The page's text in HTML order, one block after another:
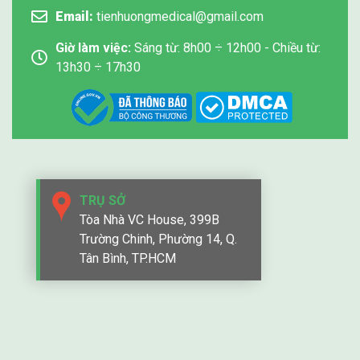
lít tùy loại và nhu cầu sử dụng.
Chế độ điều khiển từ xa bằng tia hồng ngoại và
màn hình cảm ứng điều khiển tiện dụng.
sẽ, an toàn.
Phím cảm ứng cấu hình cao cấp, sử dụng cảm
ứng không giới hạn tuổi thọ, công nghệ hàng đầu
Chế độ tiết kiệm năng lượng mật thiết, thiết bị tập
trung oxy người giữ sức khỏe thân thiết và đáng
tin cậy.
Thiết kế thân mật một hàng phím cao cấp, thiết kế
Email: tienhuongmedical@gmail.com
Giờ làm việc: Sáng từ: 8h00 ÷ 12h00 - Chiều từ:
13h30 ÷ 17h30
TRỤ SỞ
Tòa Nhà VC House, 399B
Trường Chinh, Phường 14, Q.
Tân Bình, TP.HCM